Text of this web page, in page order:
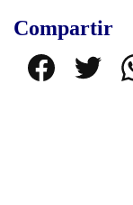
Compartir
FacebookTwitter